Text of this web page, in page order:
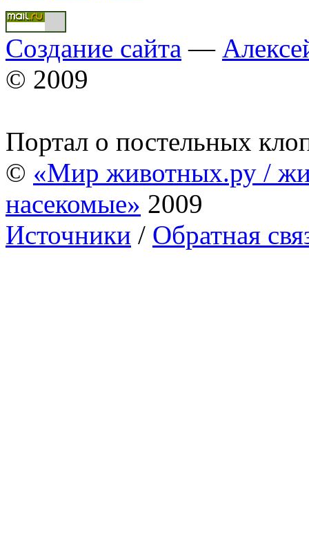
Создание сайта —
© 2009
Портал о постельных
© «Мир животных.ру /
насекомые» 2009
Источники / Обратная